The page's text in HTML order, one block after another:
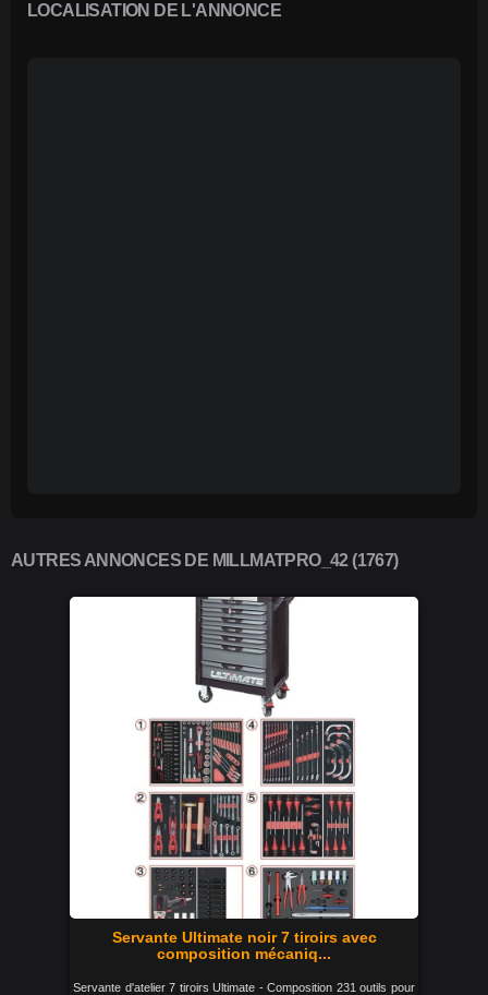
LOCALISATION DE L'ANNONCE
AUTRES ANNONCES DE MILLMATPRO_42 (1767)
Servante Ultimate noir 7 tiroirs avec
composition mécaniq...
Servante d'atelier 7 tiroirs Ultimate - Composition 231 outils pour